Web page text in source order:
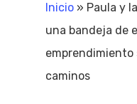
Inicio » Paula y
una bandeja de
caminos